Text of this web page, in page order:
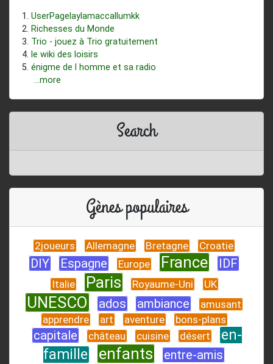
UserPagelaylamaccallumkk
Richesses du Monde
Trio - jouez à Trio gratuitement
le wiki des loisirs
énigme de l homme et sa radio
...more
Search
Gènes populaires
2joueurs Allemagne Bretagne Croatie
DIY Espagne Europe France IDF
Italie Paris Royaume-Uni UK
UNESCO ados ambiance
amusant
apprendre
art aventure bons-plans
capitale château cuisine désert
en-
famille
enfants
entre-amis